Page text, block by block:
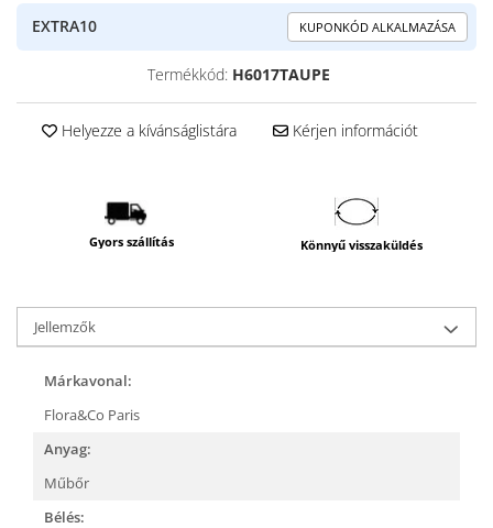
EXTRA10 KUPONKÓD ALKALMAZÁSA
Termékkód: H6017TAUPE
Helyezze a kívánságlistára Kérjen információt
Gyors szállítás Könnyű visszaküldés
Jellemzők
Márkavonal:
Flora&Co Paris
Anyag:
Műbőr
Bélés: